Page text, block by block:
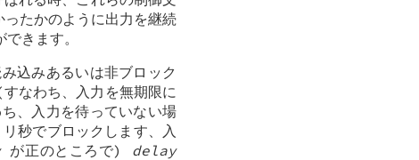
たかのように出力を継続
きます。
込みあるいは非ブロック
なわち、入力を無期限に
、入力を待っていない場
秒でブロックします、入
が正のところで) delay